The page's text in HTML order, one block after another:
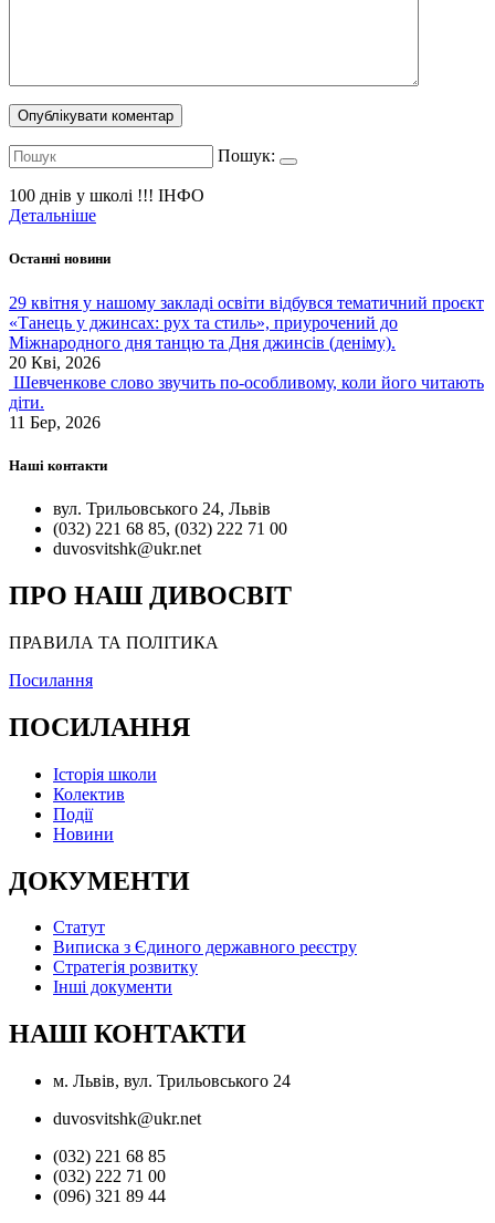
Пошук:
100 днів у школі !!! ІНФО
Детальніше
Останні новини
29 квітня у нашому закладі освіти відбувся тематичний проєкт
«Танець у джинсах: рух та стиль», приурочений до
Міжнародного дня танцю та Дня джинсів (деніму).
20 Кві, 2026
Шевченкове слово звучить по-особливому, коли його читають
діти.
11 Бер, 2026
Наші контакти
вул. Трильовського 24, Львів
(032) 221 68 85, (032) 222 71 00
duvosvitshk@ukr.net
ПРО НАШ ДИВОСВІТ
ПРАВИЛА ТА ПОЛІТИКА
Посилання
ПОСИЛАННЯ
Історія школи
Колектив
Події
Новини
ДОКУМЕНТИ
Статут
Виписка з Єдиного державного реєстру
Стратегія розвитку
Інші документи
НАШІ КОНТАКТИ
м. Львів, вул. Трильовського 24
duvosvitshk@ukr.net
(032) 221 68 85
(032) 222 71 00
(096) 321 89 44